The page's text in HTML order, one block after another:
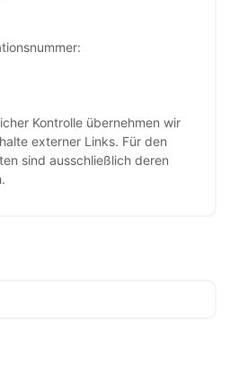
Kontrolle übernehmen wir
externer Links. Für den
sind ausschließlich deren